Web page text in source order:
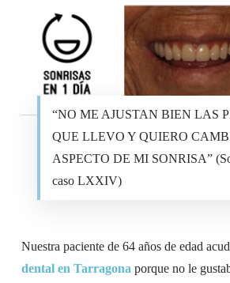
“NO ME AJUSTAN BIEN LAS
QUE LLEVO Y QUIERO
ASPECTO DE MI SONRISA”
caso LXXIV)
Nuestra paciente de 64 años de edad
dental en Tarragona porque no le